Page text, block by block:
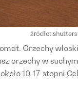
źródło:
Orzechy
orzechy w
10-17 stopni